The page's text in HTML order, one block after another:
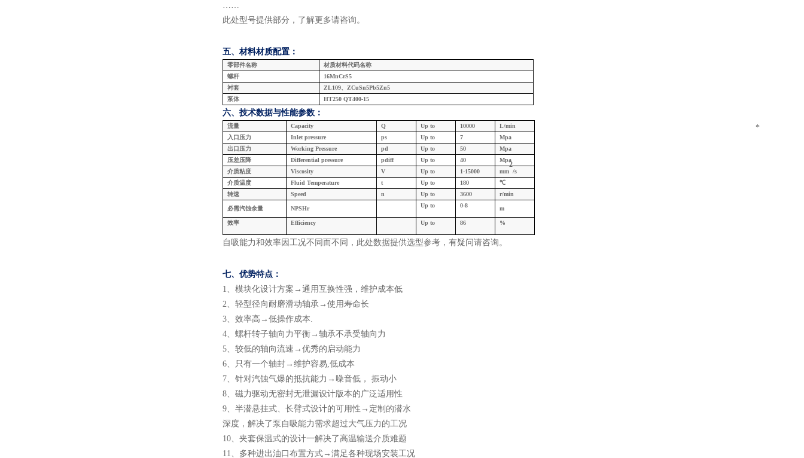
……
此处型号提供部分，了解更多请咨询。
五、材料材质配置：
零部件名称
材质材料代码名称
螺杆
16MnCrS5
衬套
ZL109、ZCuSn5Pb5Zn5
泵体
HT250 QT400-15
六、技术数据与性能参数：
流量 Capacity Q Up to 10000
L/min
入口压力
Inlet pressure ps Up to 7
Mpa
出口压力
Working Pressure pd Up to 50
Mpa
压差压降
Differential pressure pdiff Up to 40
Mpa
介质粘度
Viscosity V Up to 1-15000 mm
2
/s
介质温度
Fluid Temperature t Up to 180
℃
转速
Speed n Up to 3600 r/min
必需汽蚀余量 NPSHr Up to 0-8 m
效率 Efficiency Up to 86 %
*
自吸能力和效率因工况不同而不同，此处数据提供选型参考，有疑问请咨询。
七、 优势特点：
1、 模块化设计方案 →通用互换性强，维护成本低
2、 轻型径向耐磨滑动轴承 →使用寿命长
3、 效率高 →低操作成本.
4、 螺杆转子轴向力平衡 →轴承不承受轴向力
5、 较低的轴向流速 →优秀的启动能力
6、 只有一个轴封 →维护容易,低成本
7、 针对汽蚀气爆的抵抗能力 →噪音低， 振动小
8、 磁力驱动无密封无泄漏设计版本的广泛适用性
9、 半潜悬挂式、长臂式设计的可用性 →定制的潜水
深度，解决了泵自吸能力需求超过大气压力的工况
10、 夹套保温式的设计一解决了高温输送介质难题
11、 多种进出油口布置方式 →满足各种现场安装工况